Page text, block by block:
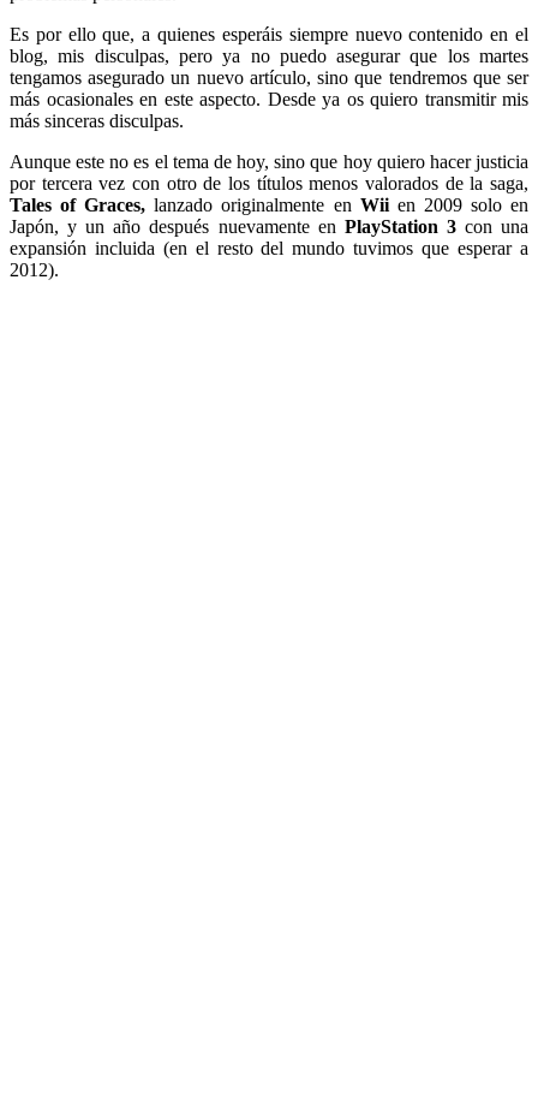
Es por ello que, a quienes esperáis siempre nuevo contenido en el
blog, mis disculpas, pero ya no puedo asegurar que los martes
tengamos asegurado un nuevo artículo, sino que tendremos que ser
más ocasionales en este aspecto. Desde ya os quiero transmitir mis
más sinceras disculpas.
Aunque este no es el tema de hoy, sino que hoy quiero hacer justicia
por tercera vez con otro de los títulos menos valorados de la saga,
Tales of Graces, lanzado originalmente en Wiien 2009 solo en
Japón, y un año después nuevamente en PlayStation 3con una
expansión incluida (en el resto del mundo tuvimos que esperar a
2012).